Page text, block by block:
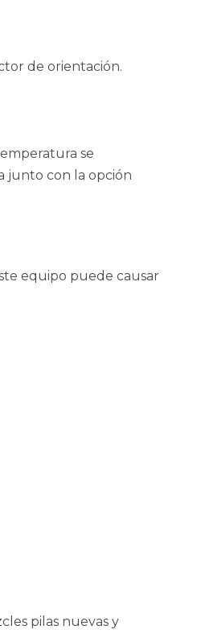
de orientación.
se
junto con la opción
equipo puede causar
pilas nuevas y